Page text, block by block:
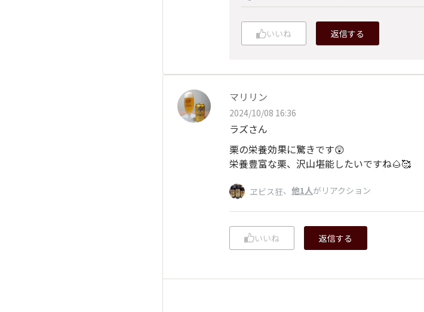
いいね 返信する
マリリン
2024/10/08 16:36
ラズさん
栗の栄養効果に驚きです😲
栄養豊富な栗、沢山堪能したいですね🌰🥰
ヱビス狂、 他1人がリアクション
いいね 返信する